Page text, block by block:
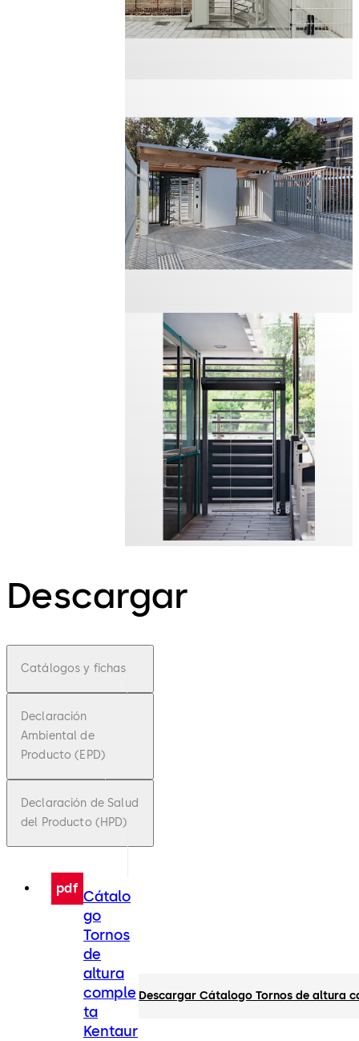
Descargar
Catálogos y fichas
Declaración
Ambiental de
Producto (EPD)
Declaración de Salud
del Producto (HPD)
pdf Cátalo
go
Tornos
de
altura
comple
ta
Kentaur
Descargar Cátalogo Tornos de altura